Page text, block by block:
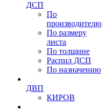
ДСП
По
производителю
По размеру
листа
По толщине
Распил ДСП
По назначению
ДВП
КИРОВ